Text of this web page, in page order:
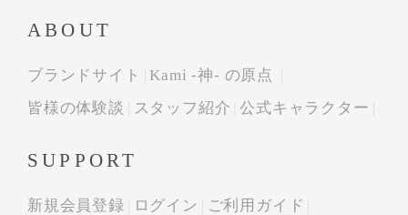
ABOUT
ブランドサイト
Kami -神- の原点
皆様の体験談
スタッフ紹介 公式キャラクター
SUPPORT
新規会員登録 ログイン
ご利用ガイド